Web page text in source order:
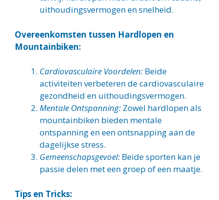
uithoudingsvermogen en snelheid.
Overeenkomsten tussen Hardlopen en
Mountainbiken:
Cardiovasculaire Voordelen: Beide
activiteiten verbeteren de cardiovasculaire
gezondheid en uithoudingsvermogen.
Mentale Ontspanning: Zowel hardlopen als
mountainbiken bieden mentale
ontspanning en een ontsnapping aan de
dagelijkse stress.
Gemeenschapsgevoel: Beide sporten kan je
passie delen met een groep of een maatje.
Tips en Tricks: